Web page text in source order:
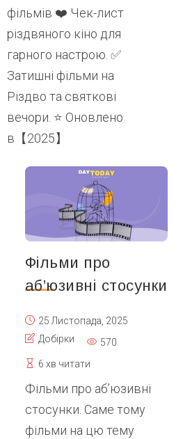
фільмів ❤️ Чек-лист
різдвяного кіно для
гарного настрою. ✅
Затишні фільми на
Різдво та святкові
вечори. ⭐ Оновлено
в【2025】
Фільми про
аб’юзивні стосунки
25 Листопада, 2025
Добірки
570
6 хв читати
Фільми про аб’юзивні
стосунки. Саме тому
фільми на цю тему